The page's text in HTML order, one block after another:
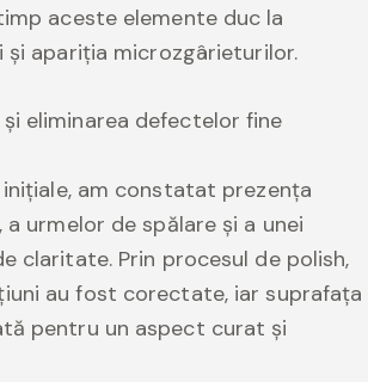
aceste elemente duc la
și apariția microzgârieturilor.
eliminarea defectelor fine
am constatat prezența
urmelor de spălare și a unei
claritate. Prin procesul de polish,
au fost corectate, iar suprafața
pentru un aspect curat și